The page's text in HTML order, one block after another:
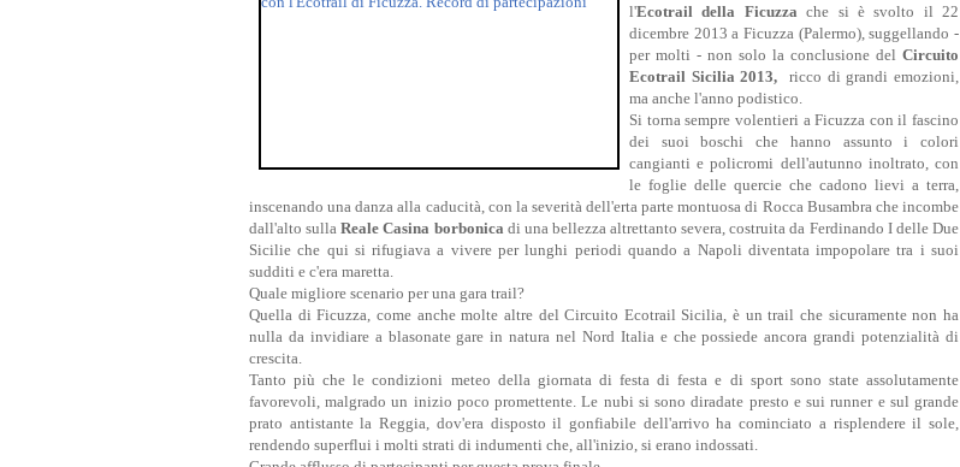
l'Ecotrail della Ficuzza che si è svolto il 22
dicembre 2013 a Ficuzza (Palermo), suggellando -
per molti - non solo la conclusione del Circuito
Ecotrail Sicilia 2013,
ricco di grandi emozioni,
ma anche l'anno podistico.
Si torna sempre volentieri a Ficuzza con il fascino
dei suoi boschi che hanno assunto i colori
cangianti e policromi dell'autunno inoltrato, con
le foglie delle quercie che cadono lievi a terra,
inscenando una danza alla caducità, con la severità dell'erta parte montuosa di Rocca Busambra che incombe
dall'alto sullaReale Casina borbonica di una bellezza altrettanto severa, costruita da Ferdinando I delle Due
Sicilie che qui si rifugiava a vivere per lunghi periodi quando a Napoli diventata impopolare tra i suoi
sudditi e c'era maretta.
Quale migliore scenario per una gara trail?
Quella di Ficuzza, come anche molte altre del Circuito Ecotrail Sicilia, è un trail che sicuramente non ha
nulla da invidiare a blasonate gare in natura nel Nord Italia e che possiede ancora grandi potenzialità di
crescita.
Tanto più che le condizioni meteo della giornata di festa di festa e di sport sono state assolutamente
favorevoli, malgrado un inizio poco promettente.Le nubi si sono diradate presto e sui runner e sul grande
prato antistante la Reggia, dov'era disposto il gonfiabile dell'arrivo ha cominciato a risplendere il sole,
rendendo superflui i molti strati di indumenti che, all'inizio, si erano indossati.